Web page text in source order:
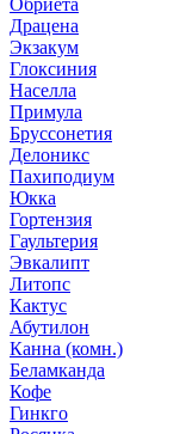
Обриета
Драцена
Экзакум
Глоксиния
Населла
Примула
Бруссонетия
Делоникс
Пахиподиум
Юкка
Гортензия
Гаультерия
Эвкалипт
Литопс
Кактус
Абутилон
Канна (комн.)
Беламканда
Кофе
Гинкго